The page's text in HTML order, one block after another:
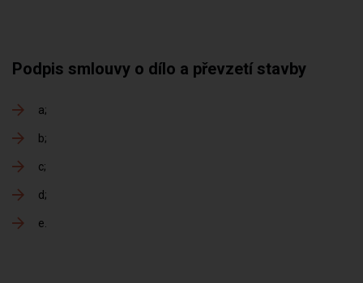
Podpis smlouvy o dílo a převzetí stavby
a
b
c
d
e